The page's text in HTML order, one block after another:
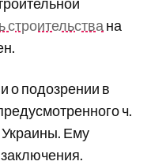
строительства на
о подозрении в
ч.
Украины. Ему
заключения.